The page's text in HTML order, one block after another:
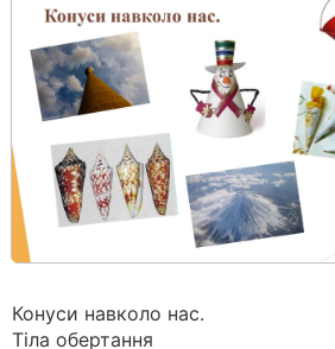
Конуси навколо нас.
Тіла обертання